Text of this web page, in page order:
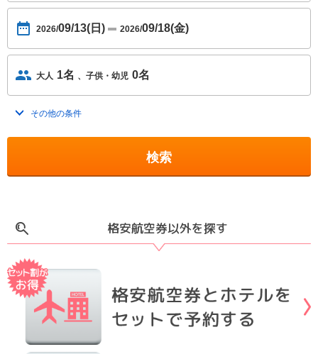
2026/09/13(日) 2026/09/18(金)
大人 1名 子供・幼児 0名
トグルを開く
その他の条件
検索
格安航空券以外を探す